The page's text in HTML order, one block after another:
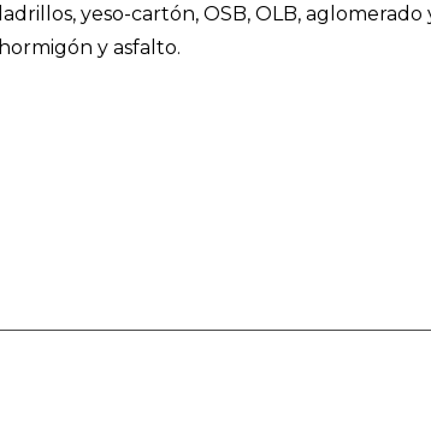
ladrillos, yeso-cartón, OSB, OLB, aglomerado
hormigón y asfalto.